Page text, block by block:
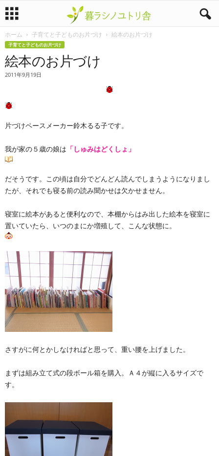
暮
ラ
ノ
ト
舎
ホーム 子育てと子どものお片づけ 絵本のお片づけ
子育てと子どものお片づけ
絵本のお片づけ
2011年9月19日
片づけペースメーカー鈴木るる子です。
我が家の５歳の娘は 「しゅみはどくしょ」
だそうです。この頃は自分でどんどん読んでしまうようになりまし
たが、それでも寝る前の読み聞かせは欠かせません。
寝室に絵本があると便利なので、本棚からはみ出した絵本を寝室に
置いていたら、いつのまにか増殖して、こんな状態に。
さすがに何とかしなければと思って、重い腰を上げました。
まずは組み立て式の段ボール箱を購入。Ａ４が縦に入るサイズで
す。